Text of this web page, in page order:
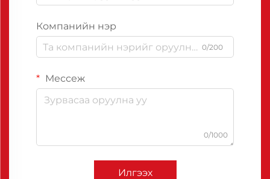
Компанийн нэр
0/200
Мессеж
0/1000
Илгээх